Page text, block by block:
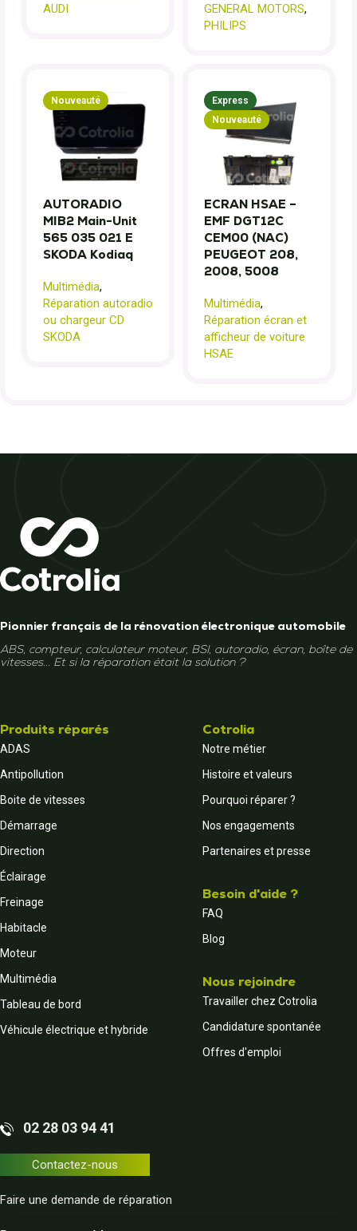
AUDI
GENERAL MOTORS,
PHILIPS
Nouveauté
AUTORADIO
MIB2 Main-Unit
565 035 021 E
SKODA Kodiaq
Multimédia,
Réparation autoradio
ou chargeur CD
SKODA
Express
Nouveauté
ECRAN HSAE –
EMF DGT12C
CEM00 (NAC)
PEUGEOT 208,
2008, 5008
Multimédia,
Réparation écran et
afficheur de voiture
HSAE
Pionnier français de la rénovation électronique automobile
ABS, compteur, calculateur moteur, BSI, autoradio, écran, boîte de
vitesses... Et si la réparation était la solution ?
Produits réparés
ADAS
Antipollution
Boite de vitesses
Démarrage
Direction
Éclairage
Freinage
Habitacle
Moteur
Multimédia
Tableau de bord
Véhicule électrique et hybride
Cotrolia
Notre métier
Histoire et valeurs
Pourquoi réparer ?
Nos engagements
Partenaires et presse
Besoin d'aide ?
FAQ
Blog
Nous rejoindre
Travailler chez Cotrolia
Candidature spontanée
Offres d'emploi
02 28 03 94 41
Contactez-nous
Faire une demande de réparation